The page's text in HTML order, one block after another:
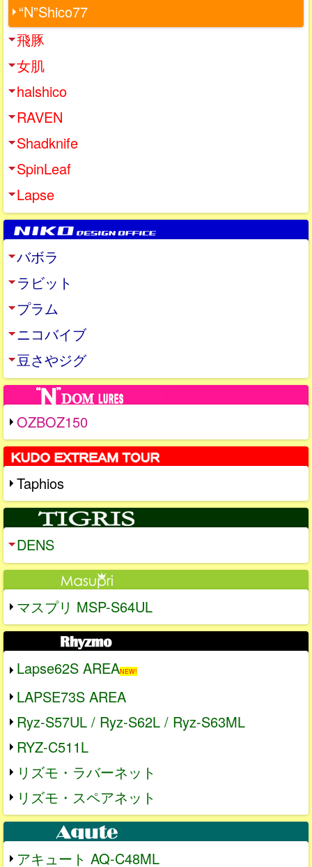
“N”Shico77
飛豚
女肌
halshico
RAVEN
Shadknife
SpinLeaf
Lapse
バボラ
ラビット
プラム
ニコバイブ
豆さやジグ
OZBOZ150
Taphios
DENS
マスプリ MSP-S64UL
Lapse62S AREANEW!
LAPSE73S AREA
Ryz-S57UL / Ryz-S62L / Ryz-S63ML
RYZ-C511L
リズモ・ラバーネット
リズモ・スペアネット
アキュート AQ-C48ML